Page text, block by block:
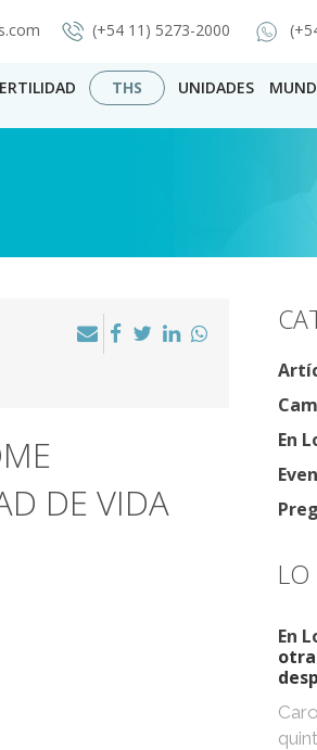
(+54 11) 5273-2000
THS UNIDADES
DE VIDA
En
LO
En